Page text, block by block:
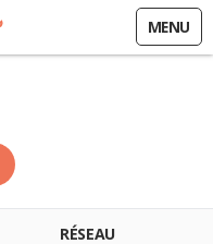
MENU
RÉSEAU